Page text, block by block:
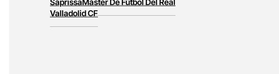
SaprissaMáster De Fútbol Del Real
Valladolid CF